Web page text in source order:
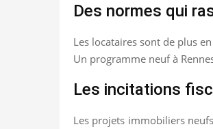
Des normes qui
Les locataires sont de plus
Un programme neuf à
Les incitations
Les projets immobiliers